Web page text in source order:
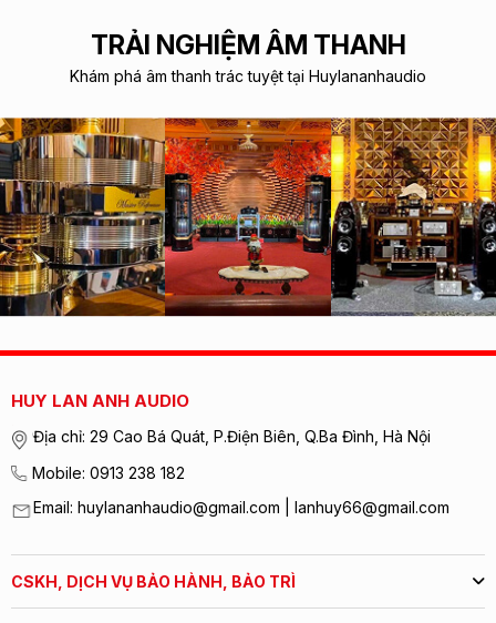
TRẢI NGHIỆM ÂM THANH
Khám phá âm thanh trác tuyệt tại Huylananhaudio
HUY LAN ANH AUDIO
Địa chỉ: 29 Cao Bá Quát, P.Điện Biên, Q.Ba Đình, Hà Nội
Mobile: 0913 238 182
Email: huylananhaudio@gmail.com | lanhuy66@gmail.com
CSKH, DỊCH VỤ BẢO HÀNH, BẢO TRÌ